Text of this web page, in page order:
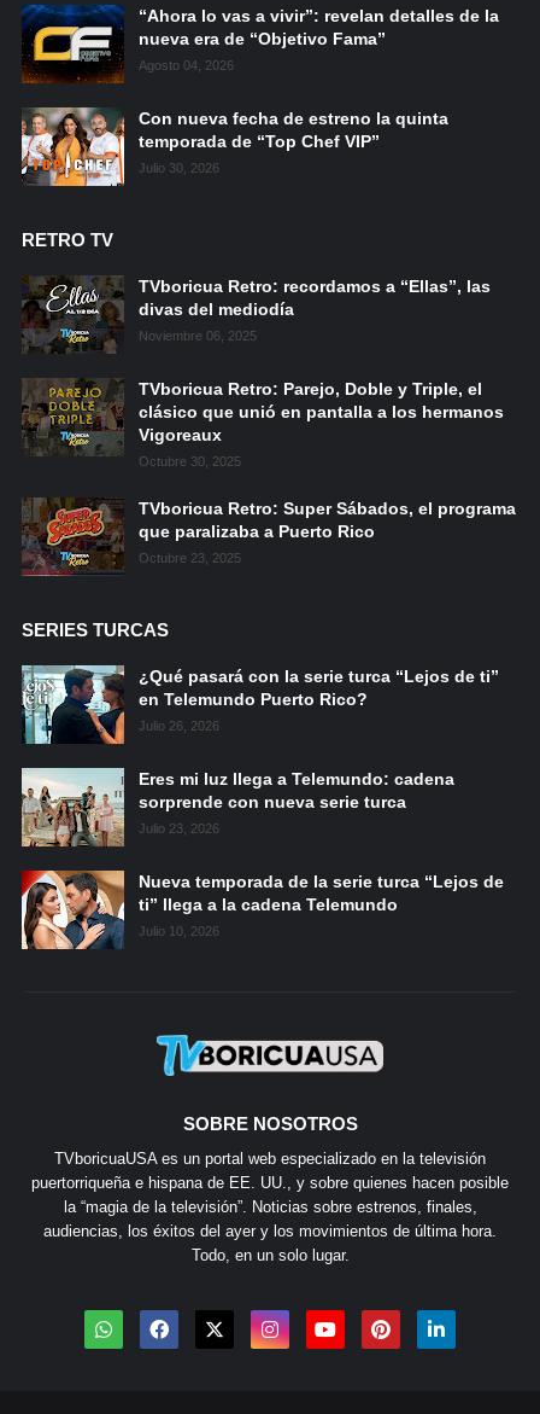
“Ahora lo vas a vivir”: revelan detalles de la
nueva era de “Objetivo Fama”
Agosto 04, 2026
Con nueva fecha de estreno la quinta
temporada de “Top Chef VIP”
Julio 30, 2026
RETRO TV
TVboricua Retro: recordamos a “Ellas”, las
divas del mediodía
Noviembre 06, 2025
TVboricua Retro: Parejo, Doble y Triple, el
clásico que unió en pantalla a los hermanos
Vigoreaux
Octubre 30, 2025
TVboricua Retro: Super Sábados, el programa
que paralizaba a Puerto Rico
Octubre 23, 2025
SERIES TURCAS
¿Qué pasará con la serie turca “Lejos de ti”
en Telemundo Puerto Rico?
Julio 26, 2026
Eres mi luz llega a Telemundo: cadena
sorprende con nueva serie turca
Julio 23, 2026
Nueva temporada de la serie turca “Lejos de
ti” llega a la cadena Telemundo
Julio 10, 2026
SOBRE NOSOTROS
TVboricuaUSA es un portal web especializado en la televisión
puertorriqueña e hispana de EE. UU., y sobre quienes hacen posible
la “magia de la televisión”. Noticias sobre estrenos, finales,
audiencias, los éxitos del ayer y los movimientos de última hora.
Todo, en un solo lugar.